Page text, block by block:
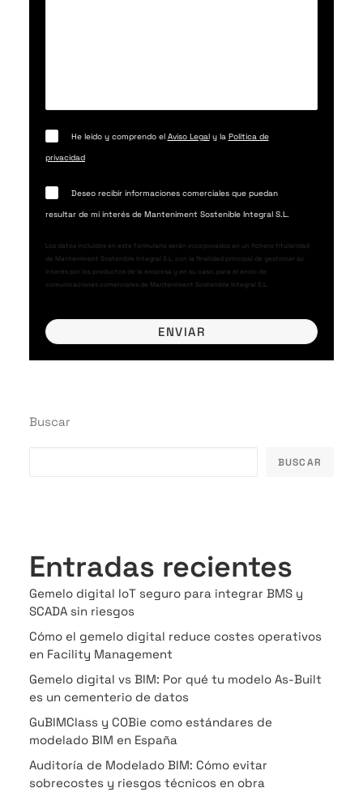
He leído y comprendo el Aviso Legaly la Política de
privacidad
Deseo recibir informaciones comerciales que puedan
resultar de mi interés de Manteniment Sostenible Integral S.L.
Los datos incluidos en este formulario serán incorporados en un fichero titularidad
de Manteniment Sostenible Integral S.L. con la finalidad principal de gestionar su
interés por los productos de la empresa y en su caso, para el envío de
comunicaciones comerciales de Manteniment Sostenible Integral S.L.
Buscar
BUSCAR
Entradas recientes
Gemelo digital IoT seguro para integrar BMS y
SCADA sin riesgos
Cómo el gemelo digital reduce costes operativos
en Facility Management
Gemelo digital vs BIM: Por qué tu modelo As-Built
es un cementerio de datos
GuBIMClass y COBie como estándares de
modelado BIM en España
Auditoría de Modelado BIM: Cómo evitar
sobrecostes y riesgos técnicos en obra